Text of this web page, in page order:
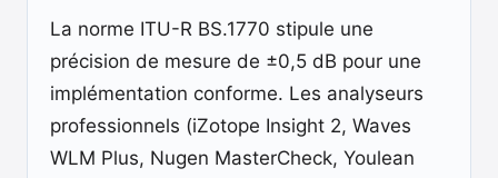
La norme ITU-R BS.1770 stipule une
précision de mesure de ±0,5 dB pour une
implémentation conforme. Les analyseurs
professionnels (iZotope Insight 2, Waves
WLM Plus, Nugen MasterCheck, Youlean